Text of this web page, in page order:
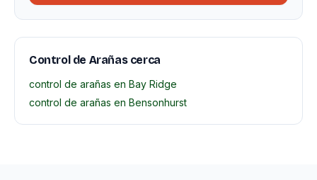
Control de Arañas cerca
control de arañas en Bay Ridge
control de arañas en Bensonhurst